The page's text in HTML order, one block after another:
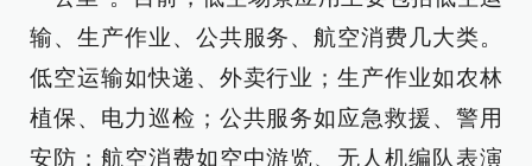
输、生产作业、公共服务、航空消费几大类。
低空运输如快递、外卖行业；生产作业如农林
植保、电力巡检；公共服务如应急救援、警用
安防；航空消费如空中游览、无人机编队表演